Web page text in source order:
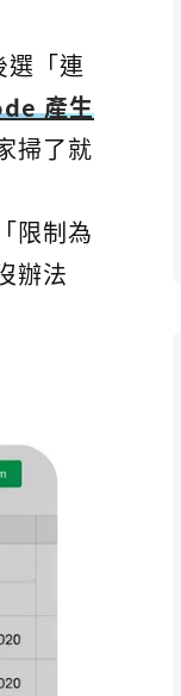
選「連
產生
掃了就
限制為
辦法